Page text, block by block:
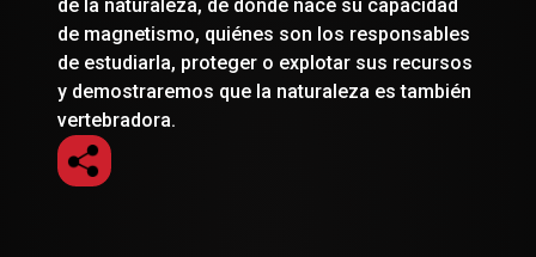
de la naturaleza, de dónde nace su capacidad
de magnetismo, quiénes son los responsables
de estudiarla, proteger o explotar sus recursos
y demostraremos que la naturaleza es también
vertebradora.